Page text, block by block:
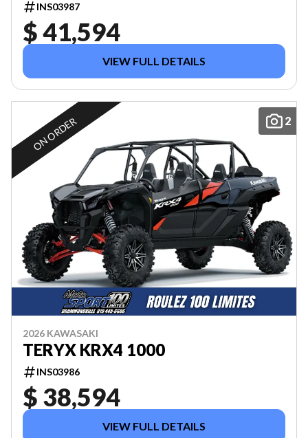
INS03987
$ 41,594
VIEW FULL DETAILS
2
ON ORDER
2026 KAWASAKI
TERYX KRX4 1000
INS03986
$ 38,594
VIEW FULL DETAILS